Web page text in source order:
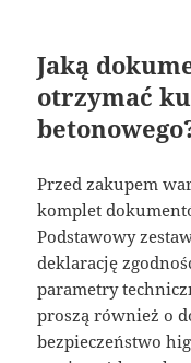
Jaką
otrzymać
Przed zakupem
komplet
Podstawowy
deklarację
parametry
proszą również o
bezpieczeństwo